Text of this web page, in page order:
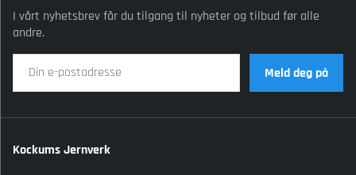
I vårt nyhetsbrev får du tilgang til nyheter og tilbud før alle
andre.
Meld deg på
Kockums Jernverk